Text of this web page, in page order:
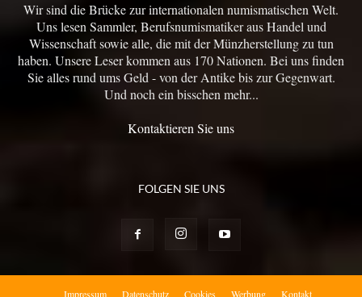
Wir sind die Brücke zur internationalen numismatischen Welt.
Uns lesen Sammler, Berufsnumismatiker aus Handel und
Wissenschaft sowie alle, die mit der Münzherstellung zu tun
haben. Unsere Leser kommen aus 170 Nationen. Bei uns finden
Sie alles rund ums Geld - von der Antike bis zur Gegenwart.
Und noch ein bisschen mehr...
Kontaktieren Sie uns
FOLGEN SIE UNS
Impressum Datenschutz Cookies Werbung Kontakt